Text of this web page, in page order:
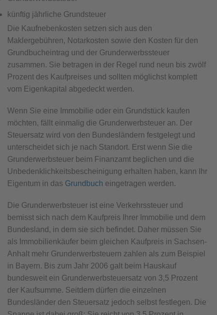
künftig jährliche Grundsteuer
Die Kaufnebenkosten setzen sich aus den
Maklergebühren, Notarkosten sowie den Kosten für den
Grundbucheintrag und der Grunderwerbssteuer
zusammen. Sie betragen in der Regel rund neun bis zwölf
Prozent des Kaufpreises und sollten möglichst komplett
vom Eigenkapital abgedeckt werden.
Wenn Sie eine Immobilie oder ein Grundstück kaufen
möchten, fällt einmalig die Grunderwerbsteuer an. Der
Steuersatz wird von den Bundesländern festgelegt und
unterscheidet sich je nach Standort. Erst wenn Sie die
Grunderwerbsteuer beim Finanzamt beglichen und die
Unbedenklichkeitsbescheinigung erhalten haben, kann Ihr
Eigentum in das Grundbuch eingetragen werden.
Die Grunderwerbsteuer ist eine Verkehrssteuer und
bemisst sich nach dem Kaufpreis Ihrer Immobilie und dem
Bundesland, in dem sie sich befindet. Daher müssen Sie
als Immobilienkäufer beim gleichen Kaufpreis in Sachsen-
Anhalt mehr Grunderwerbsteuern zahlen als zum Beispiel
in Bayern. Bis zum Jahr 2006 galt beim Hauskauf
bundesweit ein Grunderwerbsteuersatz von 3,5 Prozent
der Kaufsumme. Seitdem dürfen die einzelnen
Bundesländer den Steuersatz jedoch selbst festlegen. Die